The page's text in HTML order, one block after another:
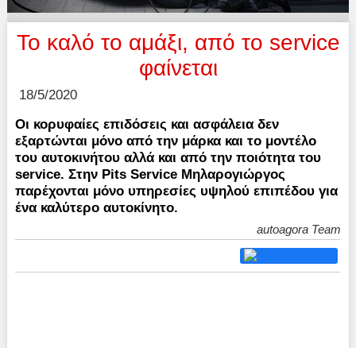
Το καλό το αμάξι, από το service
φαίνεται
18/5/2020
Οι κορυφαίες επιδόσεις και ασφάλεια δεν
εξαρτώνται μόνο από την μάρκα και το μοντέλο
του αυτοκινήτου αλλά και από την ποιότητα του
service. Στην Pits Service Μηλαρογιώργος
παρέχονται μόνο υπηρεσίες υψηλού επιπέδου για
ένα καλύτερο αυτοκίνητο.
autoagora Team